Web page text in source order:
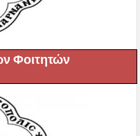
Φοιτητών